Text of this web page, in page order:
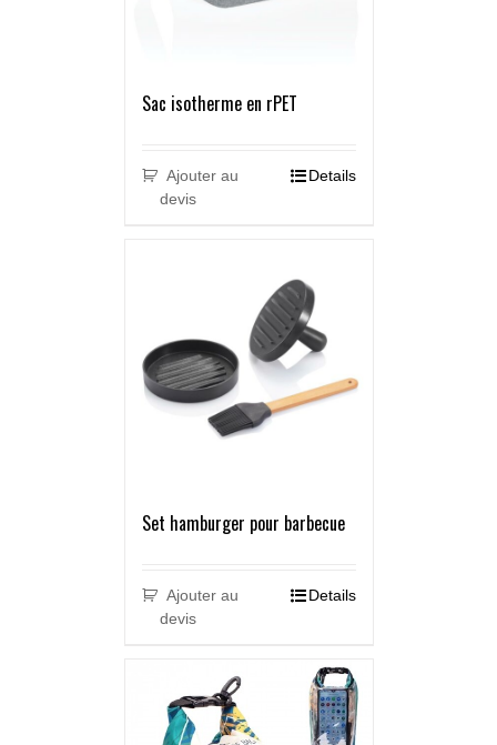
Sac isotherme en rPET
Ajouter au
devis
Details
Set hamburger pour barbecue
Ajouter au
devis
Details